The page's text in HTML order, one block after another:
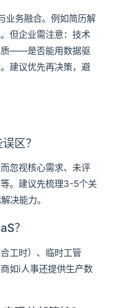
业务融合。例如简历解
但企业需注意：技术
质——是否能用数据驱
建议优先再决策，避
区？
忽视核心需求、未评
。建议先梳理3-5个关
决能力。
？
工时）、临时工管
如i人事还提供生产数